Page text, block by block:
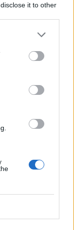
it to other
ψήφισαν το
που λέει
πέρα δεν
χωρίς
κατοχή
«Μην κάνετε
που
μας; Να
και των
στη
Γιατί
Γιατί
μας το ’40;